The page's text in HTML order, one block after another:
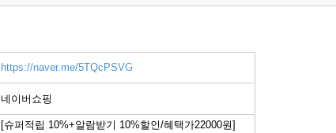
https://naver.me/5TQcPSVG
네이버쇼핑
[슈퍼적립 10%+알람받기 10%할인/혜택가22000원]